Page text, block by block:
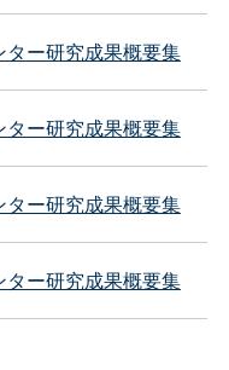
ー研究成果概要集
ー研究成果概要集
ー研究成果概要集
ー研究成果概要集